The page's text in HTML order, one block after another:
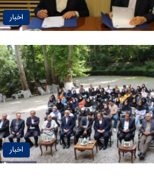
اخبار
اخبار